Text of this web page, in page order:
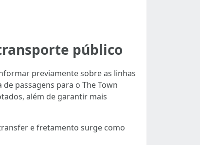
público
previamente sobre as linhas
passagens para o The Town
além de garantir mais
e fretamento surge como